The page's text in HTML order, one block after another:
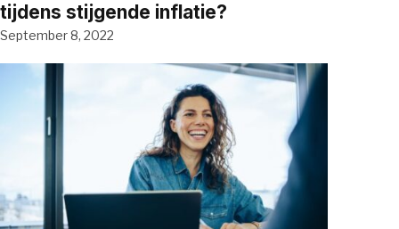
tijdens stijgende inflatie?
September 8, 2022